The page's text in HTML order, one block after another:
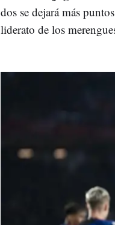
dos se dejará más
liderato de los